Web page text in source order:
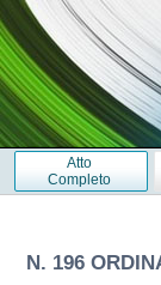
Atto
Completo
N. 196